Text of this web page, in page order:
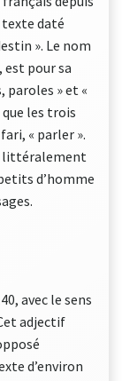
texte daté
». Le nom
est pour sa
» et «
les trois
« parler ».
littéralement
d’homme
avec le sens
adjectif
d’environ